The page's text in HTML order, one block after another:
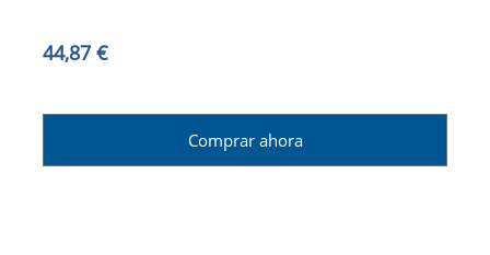
44,87 €
Comprar ahora